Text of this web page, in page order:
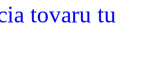
tovaru tu